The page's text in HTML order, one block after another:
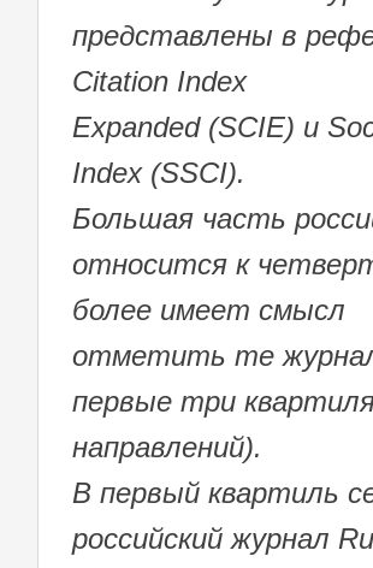
представлены в
Citation Index
Expanded (SCIE) и
Index (SSCI).
Большая часть
относится к
более имеет смысл
отметить те
первые три
направлений).
В первый квартиль
российский журнал